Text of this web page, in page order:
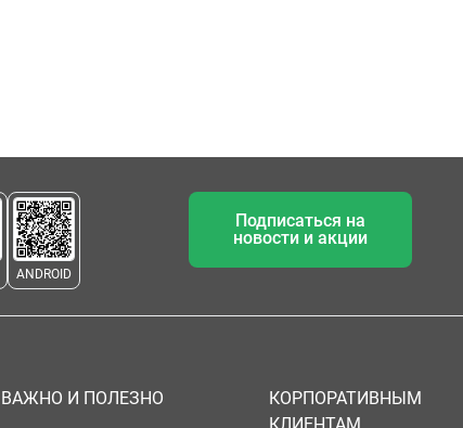
ANDROID
Подписаться на
новости и акции
ВАЖНО И ПОЛЕЗНО
КОРПОРАТИВНЫМ